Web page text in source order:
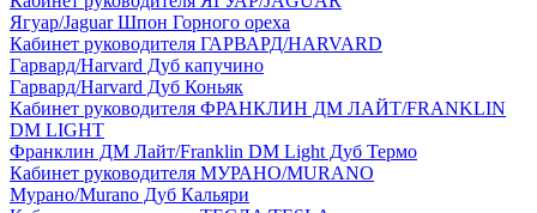
Ягуар/Jaguar Шпон Горного ореха
Кабинет руководителя ГАРВАРД/HARVARD
Гарвард/Harvard Дуб капучино
Гарвард/Harvard Дуб Коньяк
Кабинет руководителя ФРАНКЛИН ДМ ЛАЙТ/FRANKLIN
DM LIGHT
Франклин ДМ Лайт/Franklin DM Light Дуб Термо
Кабинет руководителя МУРАНО/MURANO
Мурано/Murano Дуб Кальяри